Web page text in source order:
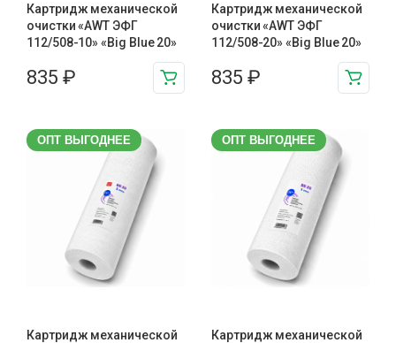
Картридж механической
очистки «AWT ЭФГ
112/508-10» «Big Blue 20»
835 ₽
Картридж механической
очистки «AWT ЭФГ
112/508-20» «Big Blue 20»
835 ₽
ОПТ ВЫГОДНЕЕ
Картридж механической
ОПТ ВЫГОДНЕЕ
Картридж механической